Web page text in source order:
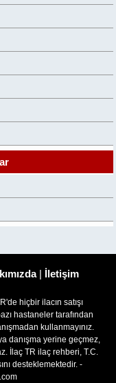
| İletişim
hiçbir ilacın satışı
hastaneler tarafından
kullanmayınız.
danışma yerine geçmez,
İlaç TR ilaç rehberi, T.C.
desteklemektedir. -